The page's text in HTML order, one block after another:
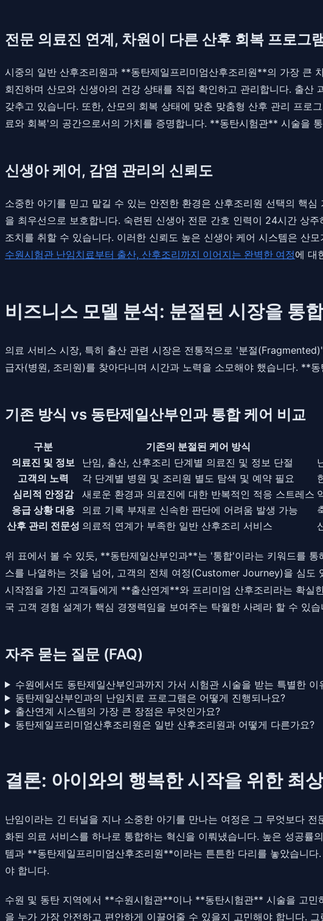
전문 의료진 연계, 차원이 다른 산후 회복 프로그램
시중의 일반 산후조리원과 **동탄제일프리미엄산후조리원**의 가장 큰
회진하며 산모와 신생아의 건강 상태를 직접 확인하고 관리합니다. 출
갖추고 있습니다. 또한, 산모의 회복 상태에 맞춘 맞춤형 산후 관리 프로
료와 회복'의 공간으로서의 가치를 증명합니다. **동탄시험관** 시술을
신생아 케어, 감염 관리의 신뢰도
소중한 아기를 믿고 맡길 수 있는 안전한 환경은 산후조리원 선택의 핵
을 최우선으로 보호합니다. 숙련된 신생아 전문 간호 인력이 24시간 상
조치를 취할 수 있습니다. 이러한 신뢰도 높은 신생아 케어 시스템은 산
수원시험관 난임치료부터 출산, 산후조리까지 이어지는 완벽한 여정에 대
비즈니스 모델 분석: 분절된 시장을 통
의료 서비스 시장, 특히 출산 관련 시장은 전통적으로 '분절
급자(병원, 조리원)를 찾아다니며 시간과 노력을 소모해야 했습니다. **
기존 방식 vs 동탄제일산부인과 통합 케어 비교
구분 기존의 분절된 케어 방식
의료진 및 정보
난임, 출산, 산후조리 단계별 의료진 및 정보 단절
고객의 노력
각 단계별 병원 및 조리원 별도 탐색 및 예약 필요
심리적 안정감
새로운 환경과 의료진에 대한 반복적인 적응 스트레스
응급 상황 대응
의료 기록 부재로 신속한 판단에 어려움 발생 가능
산후 관리 전문성 의료적 연계가 부족한 일반 산후조리 서비스
위 표에서 볼 수 있듯, **동탄제일산부인과**는 '통합'이라는 키워드를
스를 나열하는 것을 넘어, 고객의 전체 여정(Customer Journey)을 심
시작점을 가진 고객들에게 **출산연계**와 프리미엄 산후조리라는 확실
국 고객 경험 설계가 핵심 경쟁력임을 보여주는 탁월한 사례라 할 수 있습
자주 묻는 질문 (FAQ)
수원에서도 동탄제일산부인과까지 가서 시험관 시술을 받는 특별한 이
동탄제일산부인과의 난임치료 프로그램은 어떻게 진행되나요?
출산연계 시스템의 가장 큰 장점은 무엇인가요?
동탄제일프리미엄산후조리원은 일반 산후조리원과 어떻게 다른가요?
결론: 아이와의 행복한 시작을 위한 최
난임이라는 긴 터널을 지나 소중한 아기를 만나는 여정은 그 무엇보다
화된 의료 서비스를 하나로 통합하는 혁신을 이뤄냈습니다. 높은 성공
템과 **동탄제일프리미엄산후조리원**이라는 튼튼한 다리를 놓았습니
야 합니다.
수원 및 동탄 지역에서 **수원시험관**이나 **동탄시험관** 시술을 고민
을 누가 가장 안전하고 편안하게 이끌어줄 수 있을지 고민해야 합니다.